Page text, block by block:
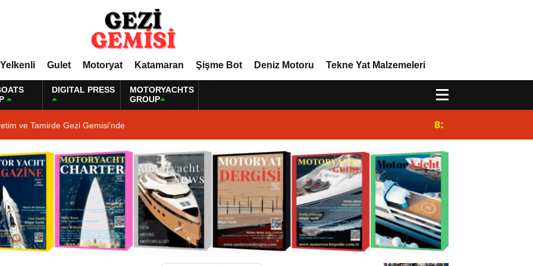
Yelkenli Gulet Motoryat Katamaran Şişme Bot Deniz Motoru Tekne Yat Malzemeleri
DIGITAL PRESS
MOTORYACHTS
GROUP
ve Tamirde Gezi Gemisi’nde 8:29